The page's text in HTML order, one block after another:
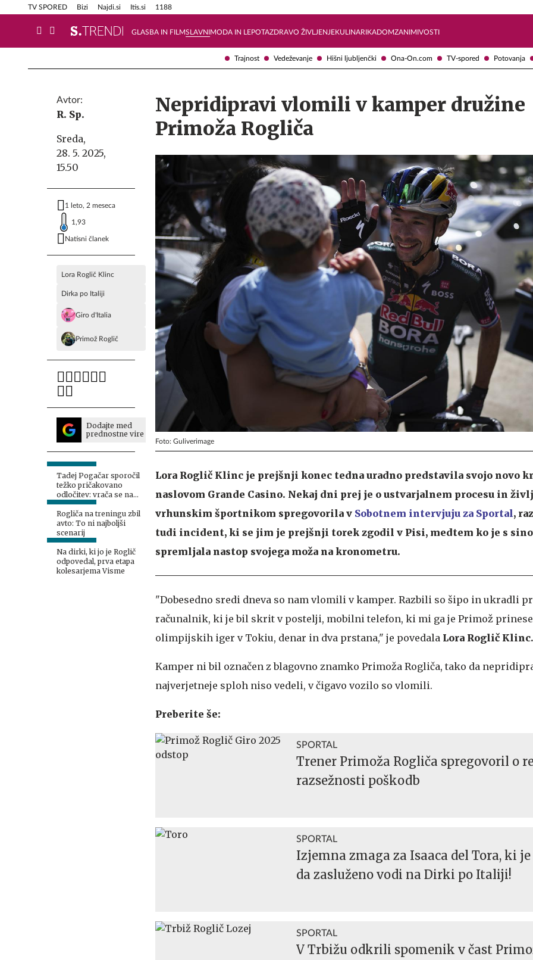
Trajnost Vedeževanje Hišni ljubljenčki Ona-On.com TV-spored Potovanja
TV SPORED Bizi Najdi.si Itis.si 1188
GLASBA IN FILMSLAVNIMODA IN LEPOTAZDRAVO ŽIVLJENJEKULINARIKADOMZANIMIVOSTI
Info in obvestila Tehnik
Avtor:
R. Sp.
Sreda,
28. 5. 2025,
15.50
1 leto, 2 meseca
1,93
Natisni članek
Lora Roglič Klinc
Dirka po Italiji
Giro d'Italia
Primož Roglič
Dodajte med
prednostne vire
Tadej Pogačar sporočil
težko pričakovano
odločitev: vrača se na
Vuelto!
Rogliča na treningu zbil
avto: To ni najboljši
scenarij
Na dirki, ki jo je Roglič
odpovedal, prva etapa
kolesarjema Visme
Nepridipravi vlomili v kamper družine
Primoža Rogliča
Foto: Guliverimage
Lora Roglič Klinc je prejšnji konec tedna uradno predstavila svojo novo
naslovom Grande Casino. Nekaj dni prej je o ustvarjalnem procesu in
vrhunskim športnikom spregovorila v Sobotnem intervjuju za Sportal,
tudi incident, ki se jim je prejšnji torek zgodil v Pisi, medtem ko je s
spremljala nastop svojega moža na kronometru.
"Dobesedno sredi dneva so nam vlomili v kamper. Razbili so šipo in ukradli
računalnik, ki je bil skrit v postelji, mobilni telefon, ki mi ga je Primož
olimpijskih iger v Tokiu, denar in dva prstana," je povedala Lora Roglič Klinc.
Kamper ni bil označen z blagovno znamko Primoža Rogliča, tako da
najverjetneje sploh niso vedeli, v čigavo vozilo so vlomili.
Preberite še:
SPORTAL
Trener Primoža Rogliča spregovoril o
razsežnosti poškodb
SPORTAL
Izjemna zmaga za Isaaca del Tora, ki
da zasluženo vodi na Dirki po Italiji!
SPORTAL
V Trbižu odkrili spomenik v čast